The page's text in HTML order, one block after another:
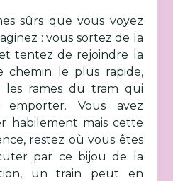
sûrs que vous voyez
: vous sortez de la
tentez de rejoindre la
chemin le plus rapide,
les rames du tram qui
Vous avez
habilement mais cette
restez où vous êtes
par ce bijou de la
un train peut en